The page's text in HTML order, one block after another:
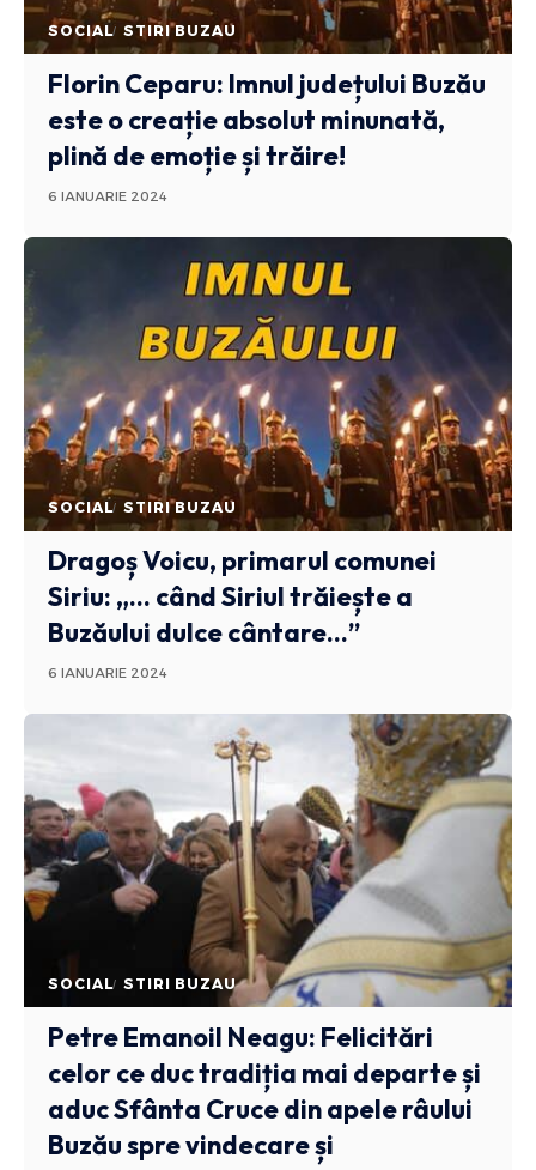
SOCIAL STIRI BUZAU
Florin Ceparu: Imnul județului Buzău
este o creație absolut minunată,
plină de emoție și trăire!
6 IANUARIE 2024
SOCIAL STIRI BUZAU
Dragoș Voicu, primarul comunei
Siriu: „… când Siriul trăiește a
Buzăului dulce cântare…”
6 IANUARIE 2024
SOCIAL STIRI BUZAU
Petre Emanoil Neagu: Felicitări
celor ce duc tradiția mai departe și
aduc Sfânta Cruce din apele râului
Buzău spre vindecare și